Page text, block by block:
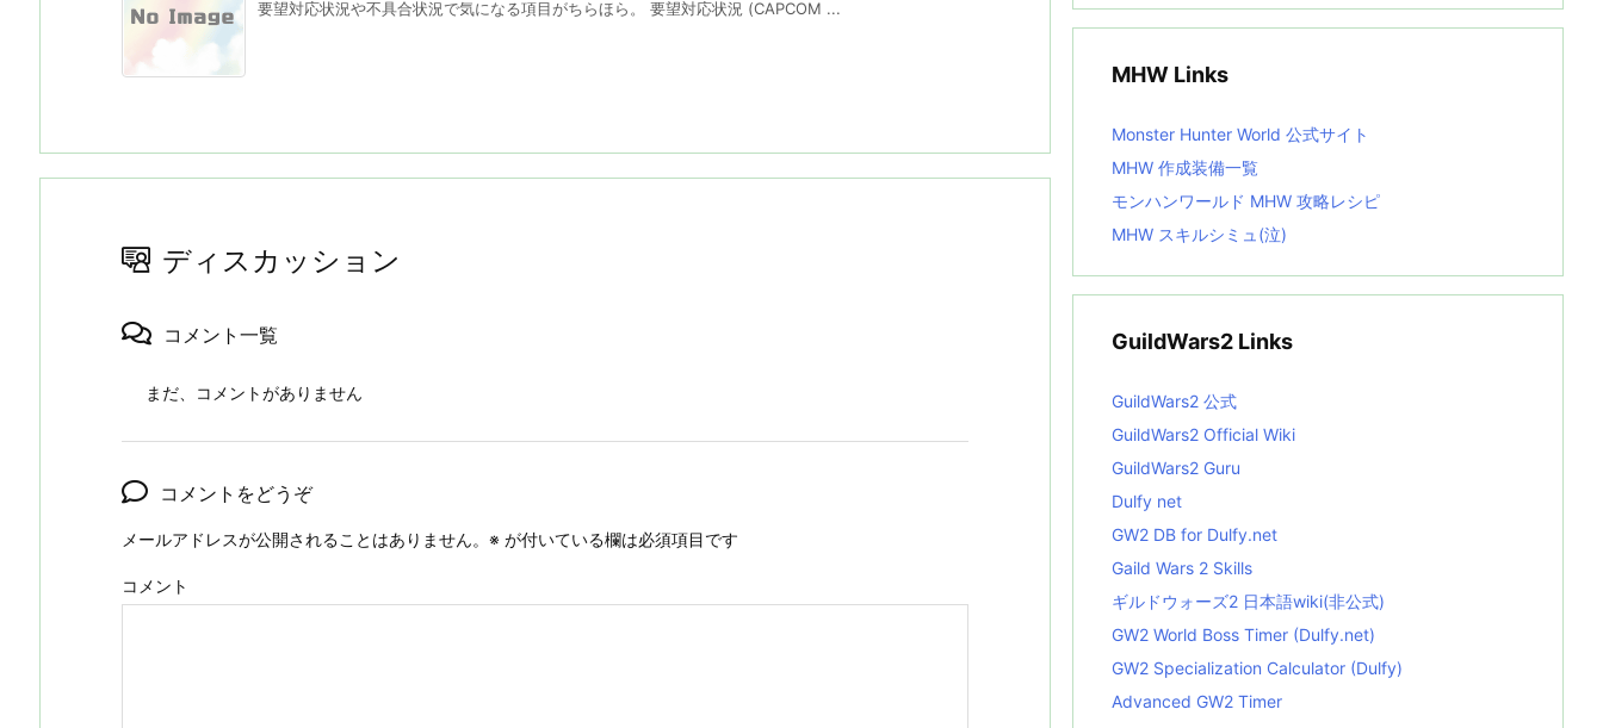
要望対応状況や不具合状況で気になる項目がちらほら。 要望対応状況 (CAPCOM ...
ディスカッション
コメント一覧
まだ、コメントがありません
コメントをどうぞ
メールアドレスが公開されることはありません。 ※ が付いている欄は必須項目です
コメント
MHW Links
Monster Hunter World 公式サイト
MHW 作成装備一覧
モンハンワールド MHW 攻略レシピ
MHW スキルシミュ(泣)
GuildWars2 Links
GuildWars2 公式
GuildWars2 Official Wiki
GuildWars2 Guru
Dulfy net
GW2 DB for Dulfy.net
Gaild Wars 2 Skills
ギルドウォーズ2 日本語wiki(非公式)
GW2 World Boss Timer (Dulfy.net)
GW2 Specialization Calculator (Dulfy)
Advanced GW2 Timer